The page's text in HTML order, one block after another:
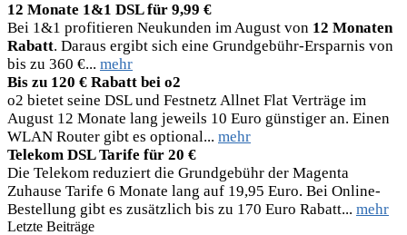
12 Monate 1&1 DSL für 9,99 €
Bei 1&1 profitieren Neukunden im August von 12 Monaten
Rabatt. Daraus ergibt sich eine Grundgebühr-Ersparnis von
bis zu 360 €... mehr
Bis zu 120 € Rabatt bei o2
o2 bietet seine DSL und Festnetz Allnet Flat Verträge im
August 12 Monate lang jeweils 10 Euro günstiger an. Einen
WLAN Router gibt es optional... mehr
Telekom DSL Tarife für 20 €
Die Telekom reduziert die Grundgebühr der Magenta
Zuhause Tarife 6 Monate lang auf 19,95 Euro. Bei Online-
Bestellung gibt es zusätzlich bis zu 170 Euro Rabatt... mehr
Letzte Beiträge